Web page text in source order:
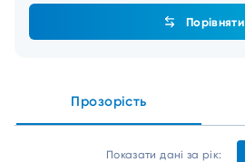
Порівняти
Прозорість
Показати дані за рік: